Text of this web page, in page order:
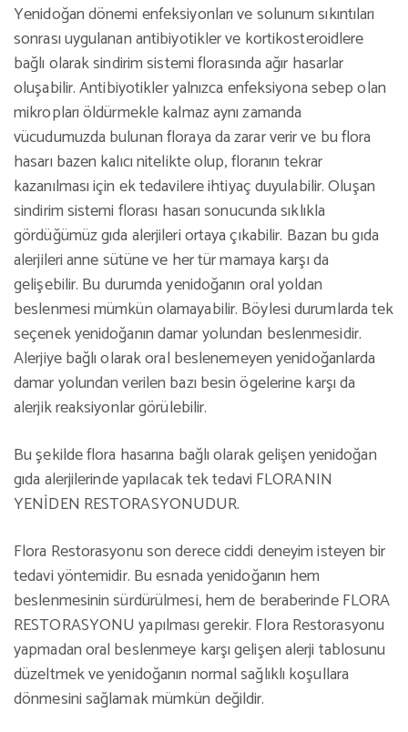
Yenidoğan dönemi enfeksiyonları ve solunum sıkıntıları
sonrası uygulanan antibiyotikler ve kortikosteroidlere
bağlı olarak sindirim sistemi florasında ağır hasarlar
oluşabilir. Antibiyotikler yalnızca enfeksiyona sebep olan
mikropları öldürmekle kalmaz aynı zamanda
vücudumuzda bulunan floraya da zarar verir ve bu flora
hasarı bazen kalıcı nitelikte olup, floranın tekrar
kazanılması için ek tedavilere ihtiyaç duyulabilir. Oluşan
sindirim sistemi florası hasarı sonucunda sıklıkla
gördüğümüz gıda alerjileri ortaya çıkabilir. Bazan bu gıda
alerjileri anne sütüne ve her tür mamaya karşı da
gelişebilir. Bu durumda yenidoğanın oral yoldan
beslenmesi mümkün olamayabilir. Böylesi durumlarda tek
seçenek yenidoğanın damar yolundan beslenmesidir.
Alerjiye bağlı olarak oral beslenemeyen yenidoğanlarda
damar yolundan verilen bazı besin ögelerine karşı da
alerjik reaksiyonlar görülebilir.
Bu şekilde flora hasarına bağlı olarak gelişen yenidoğan
gıda alerjilerinde yapılacak tek tedavi FLORANIN
YENİDEN RESTORASYONUDUR.
Flora Restorasyonu son derece ciddi deneyim isteyen bir
tedavi yöntemidir. Bu esnada yenidoğanın hem
beslenmesinin sürdürülmesi, hem de beraberinde FLORA
RESTORASYONU yapılması gerekir. Flora Restorasyonu
yapmadan oral beslenmeye karşı gelişen alerji tablosunu
düzeltmek ve yenidoğanın normal sağlıklı koşullara
dönmesini sağlamak mümkün değildir.